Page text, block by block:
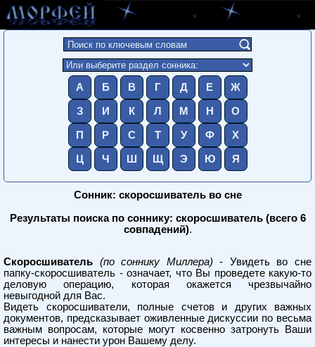
А Б В Г Д Е Ж
З И К Л М Н О
П Р С Т У Ф Х
Ц Ч Ш Щ Э Ю Я
Сонник: скоросшиватель во сне
Результаты поиска по соннику: скоросшиватель (всего 6
совпадений).
Скоросшиватель (по соннику Миллера) - Увидеть во сне
папку-скоросшиватель - означает, что Вы проведете какую-то
деловую операцию, которая окажется чрезвычайно
невыгодной для Вас.
Видеть скоросшиватели, полные счетов и других важных
документов, предсказывает оживленные дискуссии по весьма
важным вопросам, которые могут косвенно затронуть Ваши
интересы и нанести урон Вашему делу.